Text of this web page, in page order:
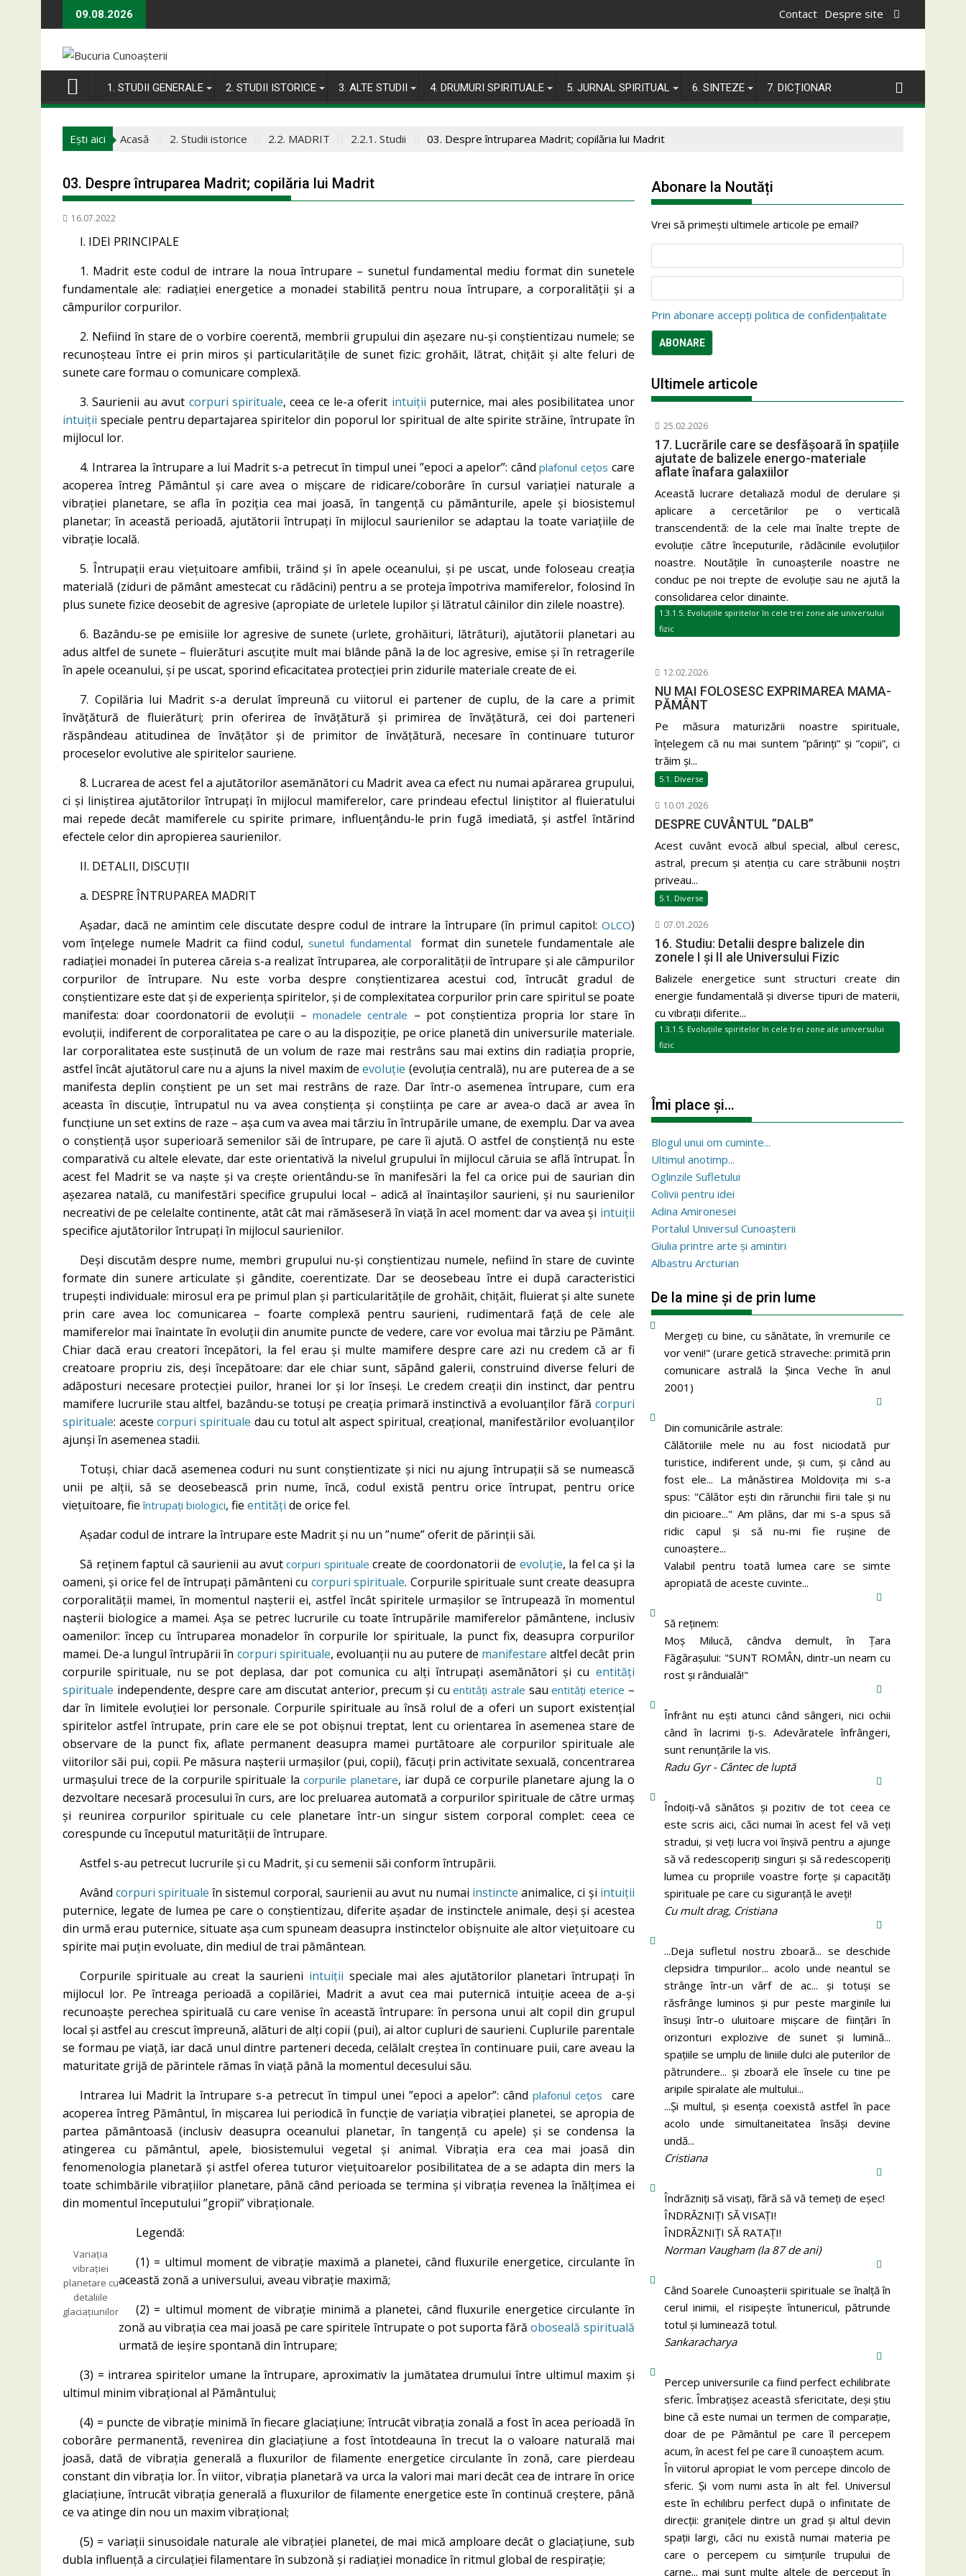
to
09.08.2026 Contact Despre site
1. STUDII GENERALE 2. STUDII ISTORICE 3. ALTE STUDII 4. DRUMURI SPIRITUALE 5. JURNAL SPIRITUAL 6. SINTEZE 7. DICȚIONAR
Ești aici Acasă 2. Studii istorice 2.2. MADRIT 2.2.1. Studii 03. Despre întruparea Madrit; copilăria lui Madrit
03. Despre întruparea Madrit; copilăria lui Madrit
16.07.2022
I. IDEI PRINCIPALE
1. Madrit este codul de intrare la noua întrupare – sunetul fundamental mediu format din sunetele
fundamentale ale: radiației energetice a monadei stabilită pentru noua întrupare, a corporalității și a
câmpurilor corpurilor.
2. Nefiind în stare de o vorbire coerentă, membrii grupului din așezare nu-și conștientizau numele; se
recunoșteau între ei prin miros și particularitățile de sunet fizic: grohăit, lătrat, chițăit și alte feluri de
sunete care formau o comunicare complexă.
3. Saurienii au avut corpuri spirituale, ceea ce le-a oferit intuiții puternice, mai ales posibilitatea unor
intuiții speciale pentru departajarea spiritelor din poporul lor spiritual de alte spirite străine, întrupate în
mijlocul lor.
4. Intrarea la întrupare a lui Madrit s-a petrecut în timpul unei ”epoci a apelor”: cândplafonul cețos care
acoperea întreg Pământul și care avea o mișcare de ridicare/coborâre în cursul variației naturale a
vibrației planetare, se afla în poziția cea mai joasă, în tangență cu pământurile, apele și biosistemul
planetar; în această perioadă, ajutătorii întrupați în mijlocul saurienilor se adaptau la toate variațiile de
vibrație locală.
5. Întrupații erau viețuitoare amfibii, trăind și în apele oceanului, și pe uscat, unde foloseau creația
materială (ziduri de pământ amestecat cu rădăcini) pentru a se proteja împotriva mamiferelor, folosind în
plus sunete fizice deosebit de agresive (apropiate de urletele lupilor și lătratul câinilor din zilele noastre).
6. Bazându-se pe emisiile lor agresive de sunete (urlete, grohăituri, lătrături), ajutătorii planetari au
adus altfel de sunete – fluierături ascuțite mult mai blânde până la de loc agresive, emise și în retragerile
în apele oceanului, și pe uscat, sporind eficacitatea protecției prin zidurile materiale create de ei.
7. Copilăria lui Madrit s-a derulat împreună cu viitorul ei partener de cuplu, de la care a primit
învățătură de fluierături; prin oferirea de învățătură și primirea de învățătură, cei doi parteneri
răspândeau atitudinea de învățător și de primitor de învățătură, necesare în continuare tuturor
proceselor evolutive ale spiritelor sauriene.
8. Lucrarea de acest fel a ajutătorilor asemănători cu Madrit avea ca efect nu numai apărarea grupului,
ci și liniștirea ajutătorilor întrupați în mijlocul mamiferelor, care prindeau efectul liniștitor al fluieratului
mai repede decât mamiferele cu spirite primare, influențându-le prin fugă imediată, și astfel întărind
efectele celor din apropierea saurienilor.
II. DETALII, DISCUȚII
a. DESPRE ÎNTRUPAREA MADRIT
Așadar, dacă ne amintim cele discutate despre codul de intrare la întrupare (în primul capitol: OLCO)
vom înțelege numele Madrit ca fiind codul,sunetul fundamental format din sunetele fundamentale ale
radiației monadei în puterea căreia s-a realizat întruparea, ale corporalității de întrupare și ale câmpurilor
corpurilor de întrupare. Nu este vorba despre conștientizarea acestui cod, întrucât gradul de
conștientizare este dat și de experiența spiritelor, și de complexitatea corpurilor prin care spiritul se poate
manifesta: doar coordonatorii de evoluții – monadele centrale – pot conștientiza propria lor stare în
evoluții, indiferent de corporalitatea pe care o au la dispoziție, pe orice planetă din universurile materiale.
Iar corporalitatea este susținută de un volum de raze mai restrâns sau mai extins din radiația proprie,
astfel încât ajutătorul care nu a ajuns la nivel maxim deevoluție (evoluția centrală), nu are puterea de a se
manifesta deplin conștient pe un set mai restrâns de raze. Dar într-o asemenea întrupare, cum era
aceasta în discuție, întrupatul nu va avea conștiența și conștiința pe care ar avea-o dacă ar avea în
funcțiune un set extins de raze – așa cum va avea mai târziu în întrupările umane, de exemplu. Dar va avea
o conștiență ușor superioară semenilor săi de întrupare, pe care îi ajută. O astfel de conștiență nu este
comparativă cu altele elevate, dar este orientativă la nivelul grupului în mijlocul căruia se află întrupat. În
acest fel Madrit se va naște și va crește orientându-se în manifesări la fel ca orice pui de saurian din
așezarea natală, cu manifestări specifice grupului local – adică al înaintașilor saurieni, și nu saurienilor
necreativi de pe celelalte continente, atât cât mai rămăseseră în viață în acel moment: dar va avea și intuiții
specifice ajutătorilor întrupați în mijlocul saurienilor.
Deși discutăm despre nume, membri grupului nu-și conștientizau numele, nefiind în stare de cuvinte
formate din sunere articulate și gândite, coerentizate. Dar se deosebeau între ei după caracteristici
trupești individuale: mirosul era pe primul plan și particularitățile de grohăit, chițăit, fluierat și alte sunete
prin care avea loc comunicarea – foarte complexă pentru saurieni, rudimentară față de cele ale
mamiferelor mai înaintate în evoluții din anumite puncte de vedere, care vor evolua mai târziu pe Pământ.
Chiar dacă erau creatori începători, la fel erau și multe mamifere despre care azi nu credem că ar fi
creatoare propriu zis, deși începătoare: dar ele chiar sunt, săpând galerii, construind diverse feluri de
adăposturi necesare protecției puilor, hranei lor și lor înseși. Le credem creații din instinct, dar pentru
mamifere lucrurile stau altfel, bazându-se totuși pe creația primară instinctivă a evoluanților fără corpuri
spirituale: acestecorpuri spirituale dau cu totul alt aspect spiritual, creațional, manifestărilor evoluanților
ajunși în asemenea stadii.
Totuși, chiar dacă asemenea coduri nu sunt conștientizate și nici nu ajung întrupații să se numească
unii pe alții, să se deosebească prin nume, încă, codul există pentru orice întrupat, pentru orice
viețuitoare, fieîntrupați biologici, fie entități de orice fel.
Așadar codul de intrare la întrupare este Madrit și nu un ”nume” oferit de părinții săi.
Să reținem faptul că saurienii au avutcorpuri spirituale create de coordonatorii de evoluție, la fel ca și la
oameni, și orice fel de întrupați pământeni cu corpuri spirituale. Corpurile spirituale sunt create deasupra
corporalității mamei, în momentul nașterii ei, astfel încât spiritele urmașilor se întrupează în momentul
nașterii biologice a mamei. Așa se petrec lucrurile cu toate întrupările mamiferelor pământene, inclusiv
oamenilor: încep cu întruparea monadelor în corpurile lor spirituale, la punct fix, deasupra corpurilor
mamei. De-a lungul întrupării în corpuri spirituale, evoluanții nu au putere de manifestare altfel decât prin
corpurile spirituale, nu se pot deplasa, dar pot comunica cu alți întrupați asemănători și cu entități
spirituale independente, despre care am discutat anterior, precum și cuentități astrale sauentități eterice –
dar în limitele evoluției lor personale. Corpurile spirituale au însă rolul de a oferi un suport existențial
spiritelor astfel întrupate, prin care ele se pot obișnui treptat, lent cu orientarea în asemenea stare de
observare de la punct fix, aflate permanent deasupra mamei purtătoare ale corpurilor spirituale ale
viitorilor săi pui, copii. Pe măsura nașterii urmașilor (pui, copii), făcuți prin activitate sexuală, concentrarea
urmașului trece de la corpurile spirituale lacorpurile planetare, iar după ce corpurile planetare ajung la o
dezvoltare necesară procesului în curs, are loc preluarea automată a corpurilor spirituale de către urmaș
și reunirea corpurilor spirituale cu cele planetare într-un singur sistem corporal complet: ceea ce
corespunde cu începutul maturității de întrupare.
Astfel s-au petrecut lucrurile și cu Madrit, și cu semenii săi conform întrupării.
Avândcorpuri spirituale în sistemul corporal, saurienii au avut nu numai instincte animalice, ci și intuiții
puternice, legate de lumea pe care o conștientizau, diferite așadar de instinctele animale, deși și acestea
din urmă erau puternice, situate așa cum spuneam deasupra instinctelor obișnuite ale altor viețuitoare cu
spirite mai puțin evoluate, din mediul de trai pământean.
Corpurile spirituale au creat la saurieni intuiții speciale mai ales ajutătorilor planetari întrupați în
mijlocul lor. Pe întreaga perioadă a copilăriei, Madrit a avut cea mai puternică intuiție aceea de a-și
recunoaște perechea spirituală cu care venise în această întrupare: în persona unui alt copil din grupul
local și astfel au crescut împreună, alături de alți copii (pui), ai altor cupluri de saurieni. Cuplurile parentale
se formau pe viață, iar dacă unul dintre parteneri deceda, celălalt creștea în continuare puii, care aveau la
maturitate grijă de părintele rămas în viață până la momentul decesului său.
Intrarea lui Madrit la întrupare s-a petrecut în timpul unei ”epoci a apelor”: cândplafonul cețos
care
acoperea întreg Pământul, în mișcarea lui periodică în funcție de variația vibrației planetei, se apropia de
partea pământoasă (inclusiv deasupra oceanului planetar, în tangență cu apele) și se condensa la
atingerea cu pământul, apele, biosistemului vegetal și animal. Vibrația era cea mai joasă din
fenomenologia planetară și astfel oferea tuturor viețuitoarelor posibilitatea de a se adapta din mers la
toate schimbările vibrațiilor planetare, până când perioada se termina și vibrația revenea la înălțimea ei
din momentul începutului ”gropii” vibraționale.
Variaţia
vibraţiei
planetare cu
detaliile
glaciaţiunilor
Legendă:
(1) = ultimul moment de vibraţie maximă a planetei, când fluxurile energetice, circulante în
această zonă a universului, aveau vibrație maximă;
(2) = ultimul moment de vibraţie minimă a planetei, când fluxurile energetice circulante în
zonă au vibrația cea mai joasă pe care spiritele întrupate o pot suporta fărăoboseală spirituală
urmată de ieşire spontană din întrupare;
(3) = intrarea spiritelor umane la întrupare, aproximativ la jumătatea drumului între ultimul maxim şi
ultimul minim vibraţional al Pământului;
(4) = puncte de vibraţie minimă în fiecare glaciaţiune; întrucât vibraţia zonală a fost în acea perioadă în
coborâre permanentă, revenirea din glaciaţiune a fost întotdeauna în trecut la o valoare naturală mai
joasă, dată de vibraţia generală a fluxurilor de filamente energetice circulante în zonă, care pierdeau
constant din vibrația lor. În viitor, vibraţia planetară va urca la valori mai mari decât cea de intrare în orice
glaciaţiune, întrucât vibraţia generală a fluxurilor de filamente energetice este în continuă creştere, până
ce va atinge din nou un maxim vibraţional;
(5) = variaţii sinusoidale naturale ale vibraţiei planetei, de mai mică amploare decât o glaciaţiune, sub
dubla influenţă a circulaţiei filamentare în subzonă şi radiaţiei monadice în ritmul global de respiraţie;
Abonare la Noutăți
Vrei să primești ultimele articole pe email?
Prin abonare accepți politica de confidențialitate
Ultimele articole
25.02.2026
17. Lucrările care se desfășoară în spațiile
ajutate de balizele energo-materiale
aflate înafara galaxiilor
Această lucrare detaliază modul de derulare și
aplicare a cercetărilor pe o verticală
transcendentă: de la cele mai înalte trepte de
evoluție către începuturile, rădăcinile evoluțiilor
noastre. Noutățile în cunoașterile noastre ne
conduc pe noi trepte de evoluție sau ne ajută la
consolidarea celor dinainte.
1.3.1.5. Evoluțiile spiritelor în cele trei zone ale universului
fizic
12.02.2026
NU MAI FOLOSESC EXPRIMAREA MAMA-
PĂMÂNT
Pe măsura maturizării noastre spirituale,
înțelegem că nu mai suntem ”părinți” și ”copii”, ci
trăim și...
5.1. Diverse
10.01.2026
DESPRE CUVÂNTUL ”DALB”
Acest cuvânt evocă albul special, albul ceresc,
astral, precum și atenția cu care străbunii noștri
priveau...
5.1. Diverse
07.01.2026
16. Studiu: Detalii despre balizele din
zonele I și II ale Universului Fizic
Balizele energetice sunt structuri create din
energie fundamentală și diverse tipuri de materii,
cu vibrații diferite...
1.3.1.5. Evoluțiile spiritelor în cele trei zone ale universului
fizic
Îmi place și…
Blogul unui om cuminte...
Ultimul anotimp...
Oglinzile Sufletului
Colivii pentru idei
Adina Amironesei
Portalul Universul Cunoașterii
Giulia printre arte și amintiri
Albastru Arcturian
De la mine și de prin lume
Mergeţi cu bine, cu sănătate, în vremurile ce
vor veni!" (urare getică straveche: primită prin
comunicare astrală la Şinca Veche în anul
2001)
Din comunicările astrale:
Călătoriile mele nu au fost niciodată pur
turistice, indiferent unde, și cum, și când au
fost ele... La mânăstirea Moldoviţa mi s-a
spus: "Călător eşti din rărunchii firii tale şi nu
din picioare..." Am plâns, dar mi s-a spus să
ridic capul şi să nu-mi fie ruşine de
cunoaştere...
Valabil pentru toată lumea care se simte
apropiată de aceste cuvinte...
Să reținem:
Moș Milucă, cândva demult, în Ţara
Făgăraşului: "SUNT ROMÂN, dintr-un neam cu
rost şi rânduială!"
Înfrânt nu ești atunci când sângeri, nici ochii
când în lacrimi ți-s. Adevăratele înfrângeri,
sunt renunțările la vis.
Radu Gyr - Cântec de luptă
Îndoiți-vă sănătos și pozitiv de tot ceea ce
este scris aici, căci numai în acest fel vă veți
stradui, și veți lucra voi înșivă pentru a ajunge
să vă redescoperiți singuri și să redescoperiți
lumea cu propriile voastre forțe și capacități
spirituale pe care cu siguranță le aveți!
Cu mult drag, Cristiana
...Deja sufletul nostru zboară... se deschide
clepsidra timpurilor... acolo unde neantul se
strânge într-un vârf de ac... și totuși se
răsfrânge luminos și pur peste marginile lui
însuși într-o uluitoare mișcare de ființări în
orizonturi explozive de sunet și lumină...
spațiile se umplu de liniile dulci ale puterilor de
pătrundere... și zboară ele însele cu tine pe
aripile spiralate ale multului...
...Și multul, și esența coexistă astfel în pace
acolo unde simultaneitatea însăși devine
undă...
Cristiana
Îndrăzniţi să visaţi, fără să vă temeţi de eşec!
ÎNDRĂZNIȚI SĂ VISAȚI!
ÎNDRĂZNIȚI SĂ RATAȚI!
Norman Vaugham (la 87 de ani)
Când Soarele Cunoaşterii spirituale se înalţă în
cerul inimii, el risipeşte întunericul, pătrunde
totul şi luminează totul.
Sankaracharya
Percep universurile ca fiind perfect echilibrate
sferic. Îmbrațișez această sfericitate, deși știu
bine că este numai un termen de comparație,
doar de pe Pământul pe care îl percepem
acum, în acest fel pe care îl cunoaștem acum.
În viitorul apropiat le vom percepe dincolo de
sferic. Și vom numi asta în alt fel. Universul
este în echilibru perfect după o infinitate de
direcții: granițele dintre un grad și altul devin
spații largi, căci nu există numai materia pe
care o percepem cu simțurile trupului de
carne... mai sunt multe altele de perceput în